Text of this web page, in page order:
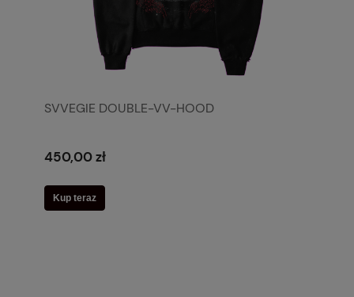
SVVEGIE DOUBLE-VV-HOOD
450,00 zł
Kup teraz